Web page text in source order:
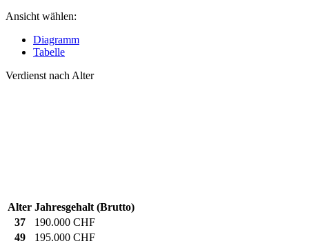
Ansicht wählen:
Diagramm
Tabelle
Verdienst nach Alter
Alter Jahresgehalt (Brutto)
37
190.000 CHF
49
195.000 CHF